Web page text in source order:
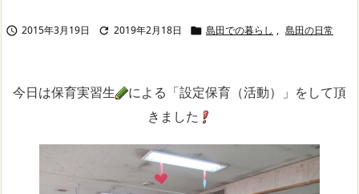
 2015年3月19日  2019年2月18日  島田での暮らし , 島田の日常
今日は保育実習生
による「設定保育（活動）」をして頂
きました